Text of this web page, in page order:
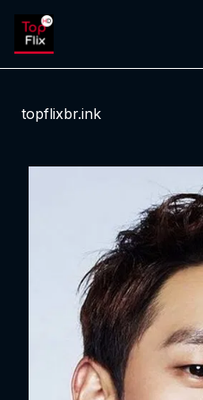
topflixbr.ink